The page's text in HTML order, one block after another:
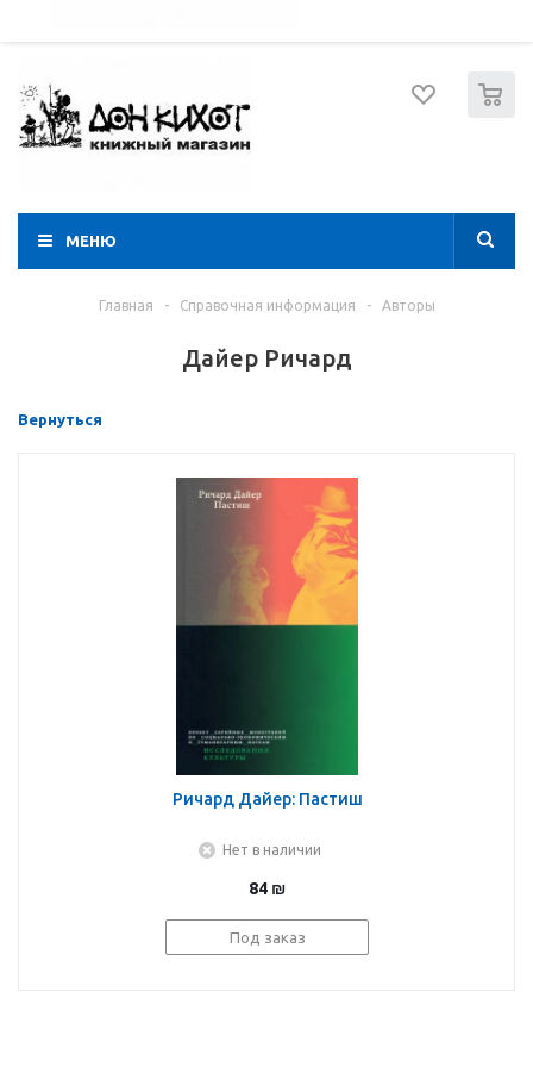
МЕНЮ
Главная - Справочная информация - Авторы
Дайер Ричард
Вернуться
Ричард Дайер: Пастиш
Нет в наличии
84 ₪
Под заказ